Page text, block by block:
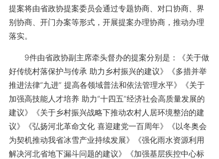
提案将由省政协提案委员会通过专题协商、对口协商、界
别协商、开门办案等形式，开展提案办理协商，推动办理
落实。
9件由省政协副主席牵头督办的提案分别是：《关于做
好传统村落保护与传承 助力乡村振兴的建议》《多措并举
推进法律“九进” 提高各领域普法和依法管理水平》《关于
加强高技能人才培养 助力“十四五”经济社会高质量发展的
建议》《关于乡村振兴战略下推动农村人居环境整治的建
议》《弘扬河北革命文化 喜迎建党一百周年》《以冬奥会
为契机推动我省冰雪产业持续发展》《强化雨水资源利用
解决河北省地下漏斗问题的建议》《加强基层疾控中心标